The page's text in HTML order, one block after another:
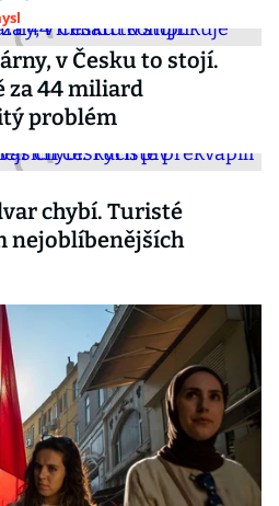
v Česku to stojí.
za 44 miliard
problém
chybí. Turisté
nejoblíbenějších